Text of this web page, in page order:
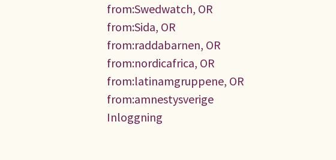
from:Swedwatch, OR
from:Sida, OR
from:raddabarnen, OR
from:nordicafrica, OR
from:latinamgruppene, OR
from:amnestysverige
Inloggning